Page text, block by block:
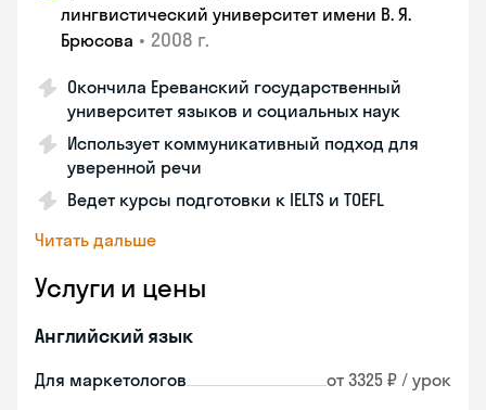
лингвистический университет имени В. Я.
Брюсова • 2008 г.
Окончила Ереванский государственный
университет языков и социальных наук
Использует коммуникативный подход для
уверенной речи
Ведет курсы подготовки к IELTS и TOEFL
Читать дальше
Услуги и цены
Английский язык
Для маркетологов от 3325 ₽ / урок